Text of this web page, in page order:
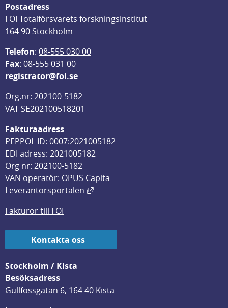
Postadress
FOI Totalförsvarets forskningsinstitut
164 90 Stockholm
Telefon: 08-555 030 00
Fax: 08-555 031 00
registrator@foi.se
Org.nr: 202100-5182
VAT SE202100518201
Fakturaadress
PEPPOL ID: 0007:2021005182
EDI adress: 2021005182
Org nr: 202100-5182
VAN operatör: OPUS Capita
Leverantörsportalen
Länk till annan webbplats, öppnas
Fakturor till FOI
Kontakta oss
Stockholm / Kista
Besöksadress
Gullfossgatan 6, 164 40 Kista